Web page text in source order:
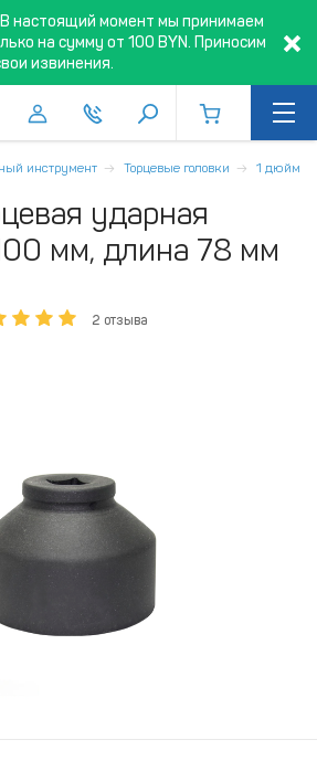
настоящий момент мы принимаем
на сумму от 100 BYN. Приносим
извинения.
инструмент Торцевые головки 1 дюйм
ударная
мм, длина 78 мм
2 отзыва